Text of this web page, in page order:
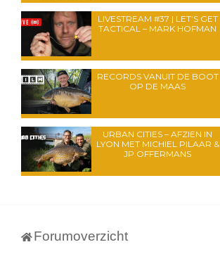
LIVESTREAM #37 | LET’S GET
TACTICAL – MARK HOFMAN
RECORDS VANUIT DE BOOT
OP DE MAAS
URBAN CITIES – AFZIEN IN
LYON MET MICHIEL PILAAR &
JP OFFERMANS
Forumoverzicht